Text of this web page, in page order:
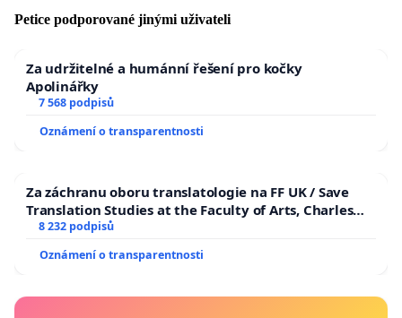
Petice podporované jinými uživateli
Za udržitelné a humánní řešení pro kočky
Apolinářky
7 568 podpisů
Oznámení o transparentnosti
Za záchranu oboru translatologie na FF UK / Save
Translation Studies at the Faculty of Arts, Charles
University
8 232 podpisů
Oznámení o transparentnosti